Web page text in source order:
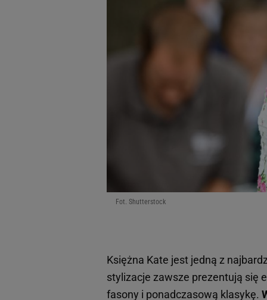
Fot. Shutterstock
Księżna Kate jest jedną z
stylizacje zawsze prezentują się
fasony i ponadczasową klasykę.